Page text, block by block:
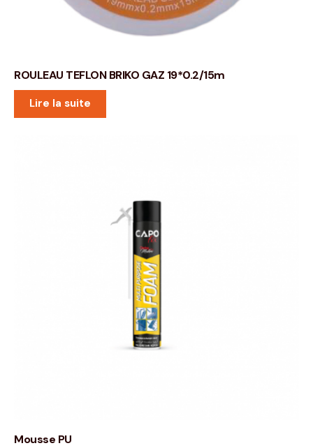
ROULEAU TEFLON BRIKO GAZ 19*0.2/15m
Lire la suite
Mousse PU